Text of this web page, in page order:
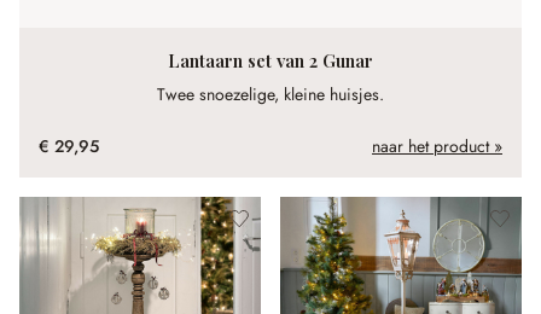
Lantaarn set van 2 Gunar
Twee snoezelige, kleine huisjes.
€ 29,95 naar het product »